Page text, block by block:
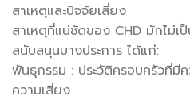
สาเหตุและปัจจัยเสี่ยง
สาเหตุที่แน่ชัดของ CHD มักไม่
สนับสนุนบางประการ ได้แก่:
พันธุกรรม : ประวัติครอบครัวที่มี
ความเสี่ยง